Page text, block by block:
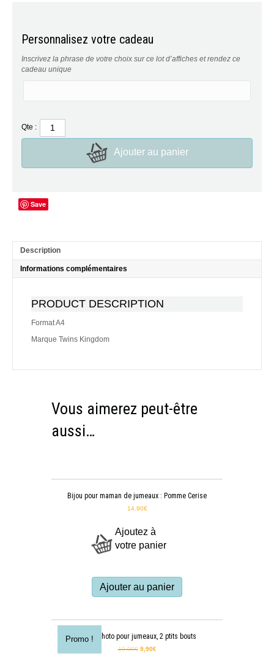
Personnalisez votre cadeau
Inscrivez la phrase de votre choix sur ce lot d’affiches et rendez ce
cadeau unique
Qte :
Ajouter au panier
Save
Description
Informations complémentaires
PRODUCT DESCRIPTION
Format A4
Marque Twins Kingdom
Vous aimerez peut-être
aussi…
Bijou pour maman de jumeaux : Pomme Cerise
14,90€
Ajoutez à
votre panier
Ajouter au panier
Promo !
Cadre photo pour jumeaux, 2 ptits bouts
19,00€ 9,90€